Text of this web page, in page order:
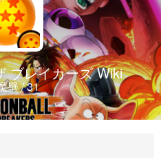
ブレイカーズ Wiki
壁 / 31